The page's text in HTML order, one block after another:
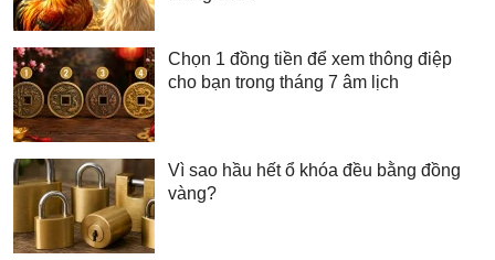
Chọn 1 đồng tiền để xem thông điệp
cho bạn trong tháng 7 âm lịch
Vì sao hầu hết ổ khóa đều bằng đồng
vàng?